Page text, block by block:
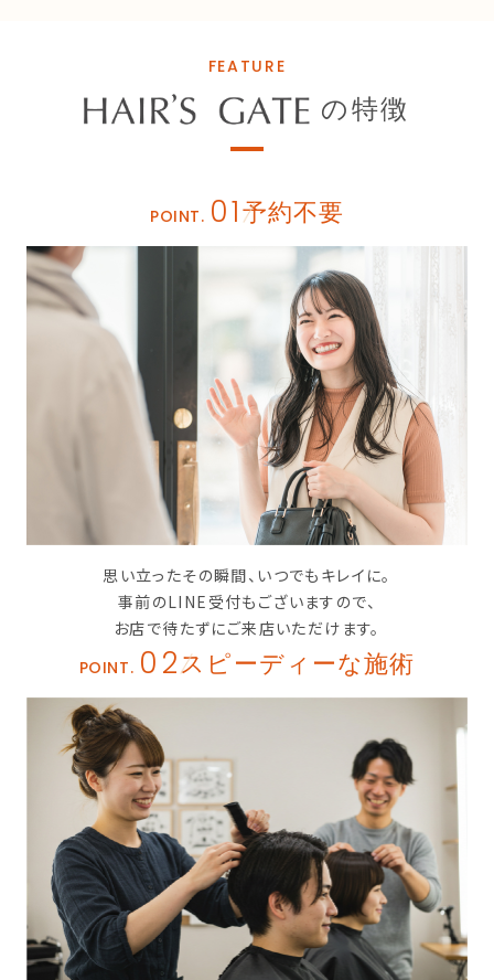
FEATURE
の特徴
POINT. 01 予約不要
思い立ったその瞬間、いつでもキレイに。
事前のLINE受付もございますので、
お店で待たずにご来店いただけます。
POINT. 02 スピーディーな施術